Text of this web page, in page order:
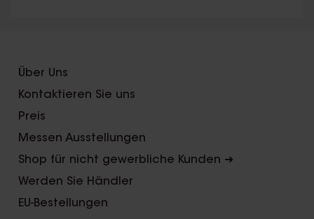
Über Uns
Kontaktieren Sie uns
Preis
Messen Ausstellungen
Shop für nicht gewerbliche Kunden ➜
Werden Sie Händler
EU-Bestellungen